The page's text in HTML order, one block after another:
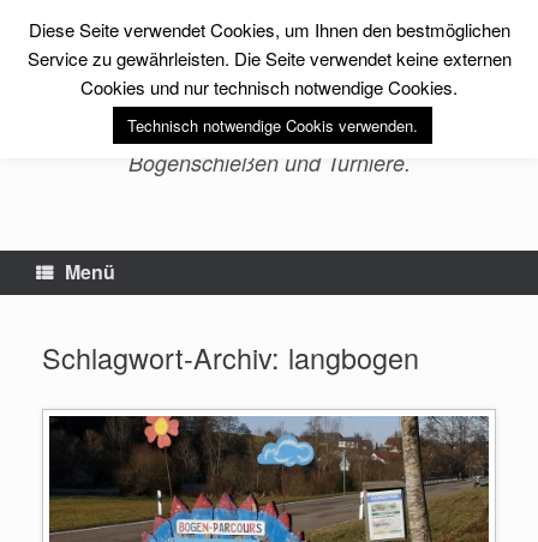
Inhalt
springen
sfs-archery -Erlebnis
Bogenschießen-
Bogensport, Fitness, Training im
Bogenschießen und Turniere.
Menü
Schlagwort-Archiv: langbogen
Diese Seite verwendet Cookies, um Ihnen den bestmöglichen
Service zu gewährleisten. Die Seite verwendet keine externen
Cookies und nur technisch notwendige Cookies.
Technisch notwendige Cookis verwenden.